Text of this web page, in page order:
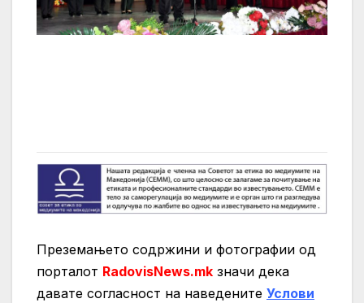
Преземањето содржини и фотографии од
порталот RadovisNews.mk значи дека
давате согласност на нaведените Услови